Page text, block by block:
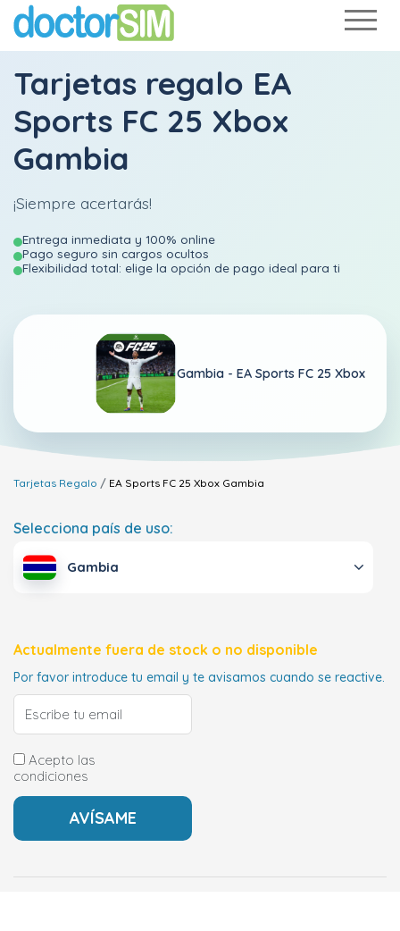
Tarjetas regalo EA
Sports FC 25 Xbox
Gambia
¡Siempre acertarás!
Entrega inmediata y 100% online
Pago seguro sin cargos ocultos
Flexibilidad total: elige la opción de pago ideal para ti
Gambia - EA Sports FC 25 Xbox
Tarjetas Regalo EA Sports FC 25 Xbox Gambia
Selecciona país de uso:
Gambia
Actualmente fuera de stock o no disponible
Por favor introduce tu email y te avisamos cuando se reactive.
Acepto las
condiciones